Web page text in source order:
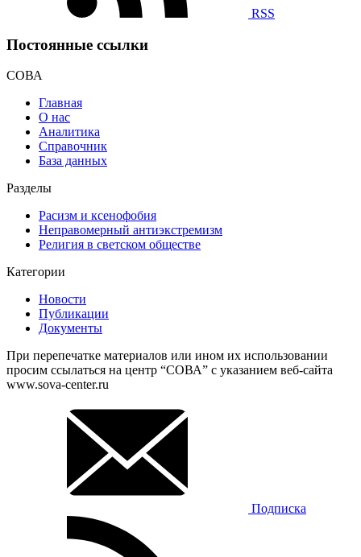
RSS
Постоянные ссылки
СОВА
Главная
О нас
Аналитика
Справочник
База данных
Разделы
Расизм и ксенофобия
Неправомерный антиэкстремизм
Религия в светском обществе
Категории
Новости
Публикации
Документы
При перепечатке материалов или ином их использовании
просим ссылаться на центр “СОВА” с указанием веб-сайта
www.sova-center.ru
Подписка